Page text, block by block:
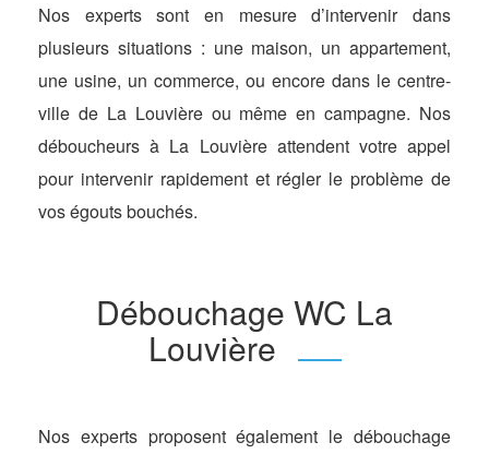
Nos experts sont en mesure d’intervenir dans
plusieurs situations : une maison, un appartement,
une usine, un commerce, ou encore dans le centre-
ville de La Louvière ou même en campagne. Nos
déboucheurs à La Louvière attendent votre appel
pour intervenir rapidement et régler le problème de
vos égouts bouchés.
Débouchage WC La
Louvière
Nos experts proposent également le débouchage